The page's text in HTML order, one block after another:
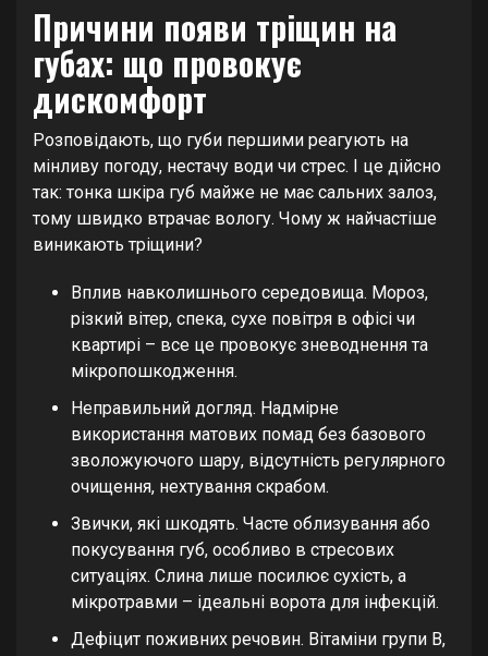
Причини появи тріщин на
губах: що провокує
дискомфорт
Розповідають, що губи першими реагують на
мінливу погоду, нестачу води чи стрес. І це дійсно
так: тонка шкіра губ майже не має сальних залоз,
тому швидко втрачає вологу. Чому ж найчастіше
виникають тріщини?
Вплив навколишнього середовища. Мороз,
різкий вітер, спека, сухе повітря в офісі чи
квартирі – все це провокує зневоднення та
мікропошкодження.
Неправильний догляд. Надмірне
використання матових помад без базового
зволожуючого шару, відсутність регулярного
очищення, нехтування скрабом.
Звички, які шкодять. Часте облизування або
покусування губ, особливо в стресових
ситуаціях. Слина лише посилює сухість, а
мікротравми – ідеальні ворота для інфекцій.
Дефіцит поживних речовин. Вітаміни групи B,